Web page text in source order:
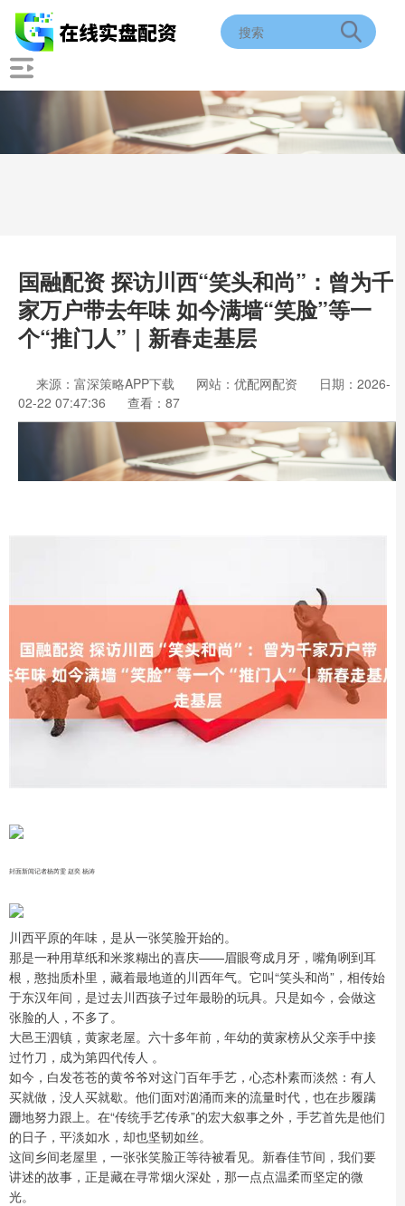
国融配资 探访川西“笑头和尚”：曾为千
家万户带去年味 如今满墙“笑脸”等一
个“推门人”｜新春走基层
来源：富深策略APP下载 网站：优配网配资
日期：2026-
02-22 07:47:36
查看：87
封面新闻记者杨芮雯 赵奕 杨涛
川西平原的年味，是从一张笑脸开始的。
那是一种用草纸和米浆糊出的喜庆——眉眼弯成月牙，嘴角咧到耳
根，憨拙质朴里，藏着最地道的川西年气。它叫“笑头和尚”，相传始
于东汉年间，是过去川西孩子过年最盼的玩具。只是如今，会做这
张脸的人，不多了。
大邑王泗镇，黄家老屋。六十多年前，年幼的黄家榜从父亲手中接
过竹刀，成为第四代传人 。
如今，白发苍苍的黄爷爷对这门百年手艺，心态朴素而淡然：有人
买就做，没人买就歇。他们面对汹涌而来的流量时代，也在步履蹒
跚地努力跟上。在“传统手艺传承”的宏大叙事之外，手艺首先是他们
的日子，平淡如水，却也坚韧如丝。
这间乡间老屋里，一张张笑脸正等待被看见。新春佳节间，我们要
讲述的故事，正是藏在寻常烟火深处，那一点点温柔而坚定的微
光。